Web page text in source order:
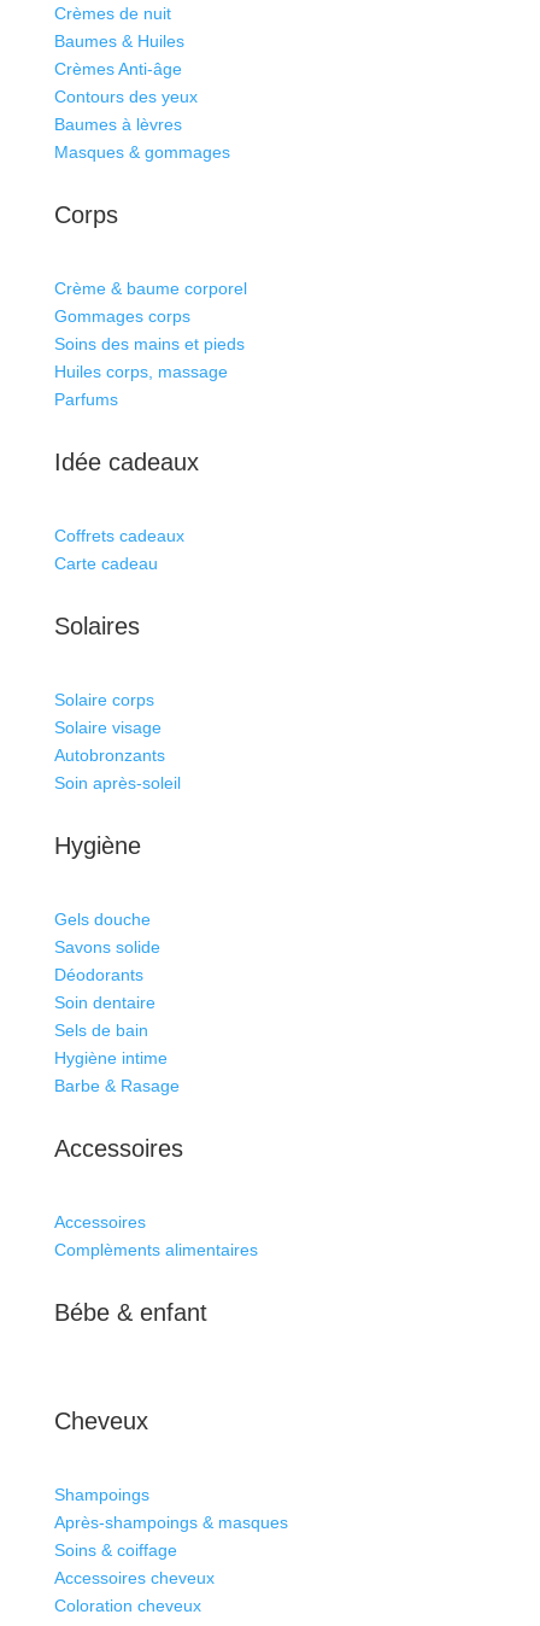
Crèmes de nuit
Baumes & Huiles
Crèmes Anti-âge
Contours des yeux
Baumes à lèvres
Masques & gommages
Corps
Crème & baume corporel
Gommages corps
Soins des mains et pieds
Huiles corps, massage
Parfums
Idée cadeaux
Coffrets cadeaux
Carte cadeau
Solaires
Solaire corps
Solaire visage
Autobronzants
Soin après-soleil
Hygiène
Gels douche
Savons solide
Déodorants
Soin dentaire
Sels de bain
Hygiène intime
Barbe & Rasage
Accessoires
Accessoires
Complèments alimentaires
Bébe & enfant
Cheveux
Shampoings
Après-shampoings & masques
Soins & coiffage
Accessoires cheveux
Coloration cheveux